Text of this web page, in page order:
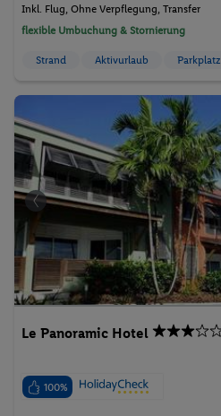
Inkl. Flug, Ohne Verpflegung, Transfer
flexible Umbuchung & Stornierung
Strand Aktivurlaub Parkplatz
Le Panoramic Hotel
100%